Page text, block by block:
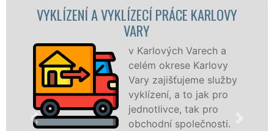
A VYKLÍZECÍ PRÁCE KARLOVY
v Karlových Varech a
celém okrese Karlovy
Vary zajišťujeme služby
vyklízení, a to jak pro
jednotlivce, tak pro
obchodní společnosti.